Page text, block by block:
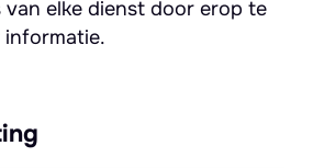
elke dienst door erop te
informatie.